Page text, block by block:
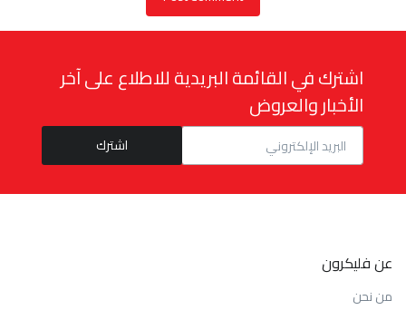
اشترك في القائمة البريدية للاطلاع على آخر
الأخبار والعروض
عن فليكرون
من نحن